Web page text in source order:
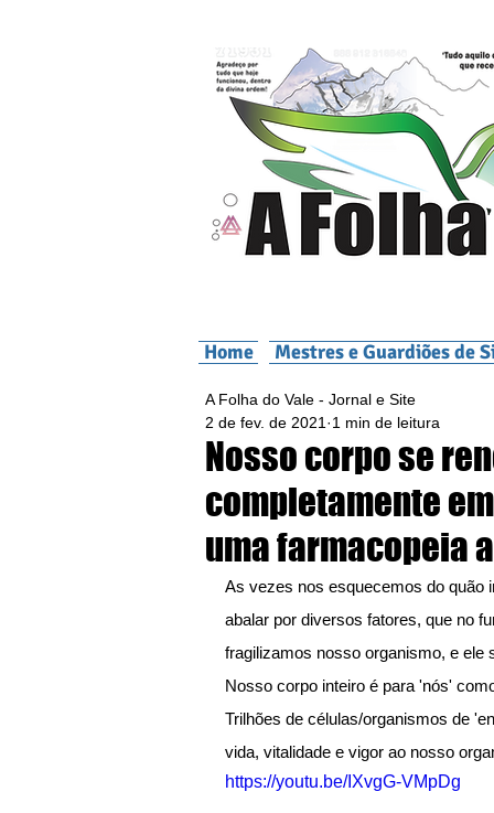
Home Mestres e Guardiões de
Nosso corpo se
completamente
uma farmacopeia
A Folha do Vale - Jornal e Site
2 de fev. de 2021 1 min de leitura
As vezes nos esquecemos do quão
abalar por diversos fatores, que no
fragilizamos nosso organismo, e ele
Nosso corpo inteiro é para 'nós'
Trilhões de células/organismos de
vida, vitalidade e vigor ao nosso
https://youtu.be/IXvgG-VMpDg